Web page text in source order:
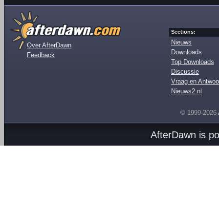
Over AfterDawn
Feedback
Sections:
Nieuws
Downloads
Top Downloads
Discussie
Vraag en
Nieuws2.nl
© 1999-2026
AfterDawn is